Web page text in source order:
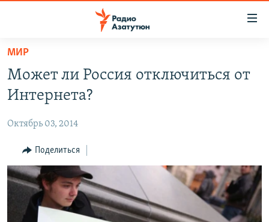
Перейти
основному
содержанию
навигации
Перейти
поиску
ПОЛИТИКА
ОБЩЕСТВО
ЭКОНОМИКА
РЕГИОН
НАГОРНЫЙ КАРАБАХ
КУЛЬТУРА
МИР
Может ли Россия отключиться от
Интернета?
Октябрь 03, 2014
Поделиться